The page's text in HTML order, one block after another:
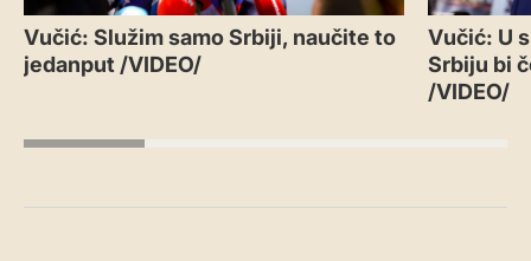
Vučić: Služim samo Srbiji, naučite to
jedanput /VIDEO/
Vučić: U
Srbiju bi
/VIDEO/